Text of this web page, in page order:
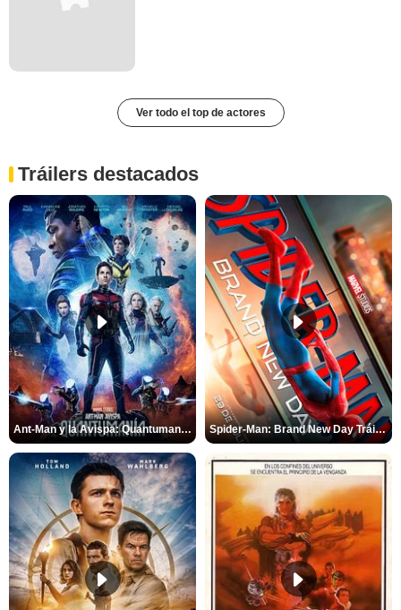
Ver todo el top de actores
Tráilers destacados
Ant-Man y la Avispa: Quantumanía Tráiler (2) Spider-Man: Brand New Day Tráiler (3)